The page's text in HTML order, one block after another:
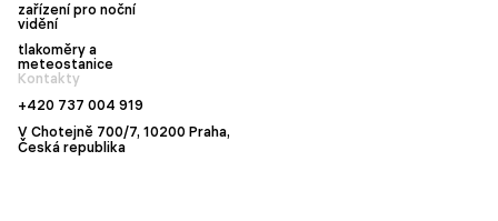
zařízení pro noční
vidění
tlakoměry a
meteostanice
Kontakty
+420 737 004 919
V Chotejně 700/7, 10200 Praha,
Česká republika